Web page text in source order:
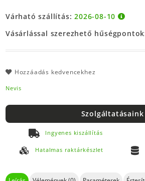
Várható szállítás:2026-08-10
Vásárlással szerezhető
Hozzáadás kedvencekhez
Nevis
Szolgáltatásaink
Ingyenes kiszállítás
Hatalmas raktárkészlet